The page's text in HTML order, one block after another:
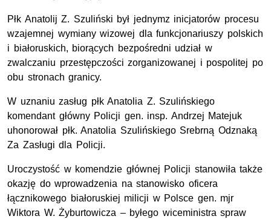
Płk Anatolij Z. Szuliński był jednymz inicjatorów procesu
wzajemnej wymiany wizowej dla funkcjonariuszy polskich
i białoruskich, biorących bezpośredni udział w
zwalczaniu przestępczości zorganizowanej i pospolitej po
obu stronach granicy.
W uznaniu zasług płk Anatolia Z. Szulińskiego
komendant główny Policji gen. insp. Andrzej Matejuk
uhonorował płk. Anatolia Szulińskiego Srebrną Odznaką
Za Zasługi dla Policji.
Uroczystość w komendzie głównej Policji stanowiła także
okazję do wprowadzenia na stanowisko oficera
łącznikowego białoruskiej milicji w Polsce gen. mjr
Wiktora W. Żyburtowicza – byłego wiceministra spraw